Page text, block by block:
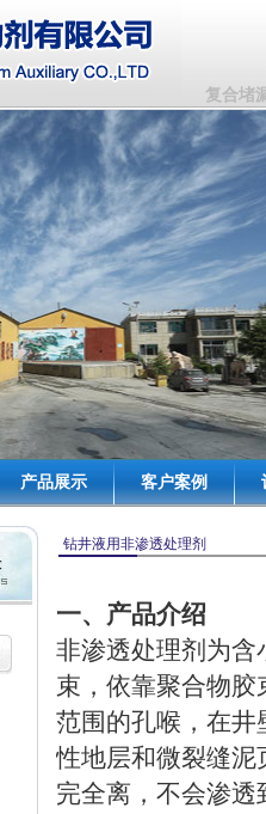
复合堵
产品展示 客户案例
钻井液用非渗透处理剂
一、产品介绍
非渗透处理剂为含
束，依靠聚合物
范围的孔喉，在井
性地层和微裂缝泥
完全离，不会渗透